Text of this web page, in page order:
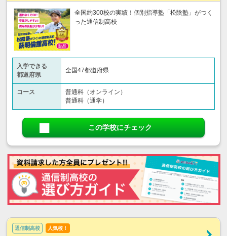
全国約300校の実績！個別指導塾「松陰塾」がつく
った通信制高校
入学できる
都道府県
全国47都道府県
コース
普通科（オンライン）
普通科（通学）
この学校にチェック
通信制高校 人気校！